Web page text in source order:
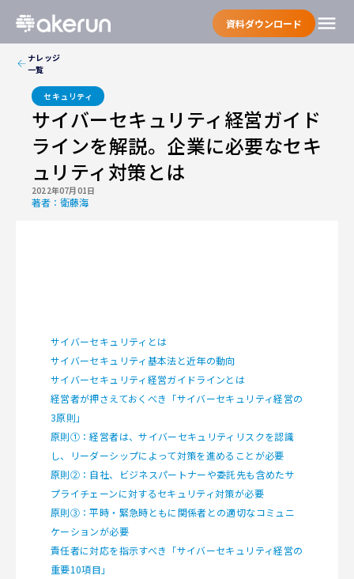
資料ダウンロード menu
ナレッジ
一覧
セキュリティ
サイバーセキュリティ経営ガイド
ラインを解説。企業に必要なセキ
ュリティ対策とは
2022年07月01日
著者： 衛藤海
サイバーセキュリティとは
サイバーセキュリティ基本法と近年の動向
サイバーセキュリティ経営ガイドラインとは
経営者が押さえておくべき「サイバーセキュリティ経営の
3原則」
原則①：経営者は、サイバーセキュリティリスクを認識
し、リーダーシップによって対策を進めることが必要
原則②：自社、ビジネスパートナーや委託先も含めたサ
プライチェーンに対するセキュリティ対策が必要
原則③：平時・緊急時ともに関係者との適切なコミュニ
ケーションが必要
責任者に対応を指示すべき「サイバーセキュリティ経営の
重要10項目」